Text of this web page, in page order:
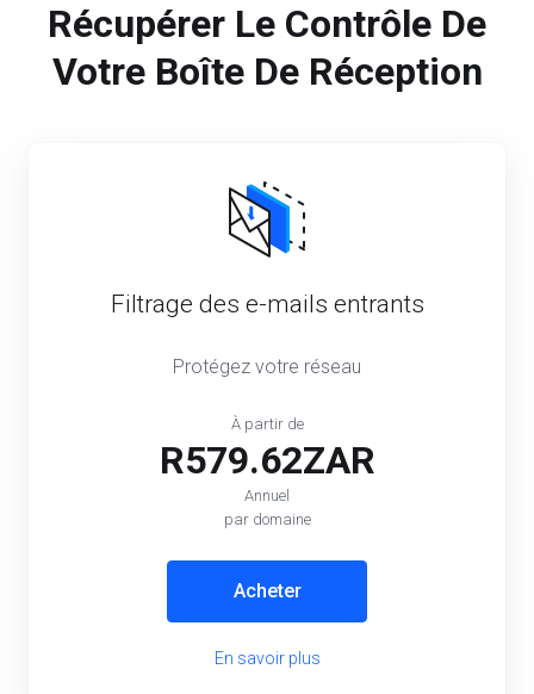
Récupérer Le Contrôle De
Votre Boîte De Réception
Filtrage des e-mails entrants
Protégez votre réseau
À partir de
R579.62ZAR
Annuel
par domaine
Acheter
En savoir plus